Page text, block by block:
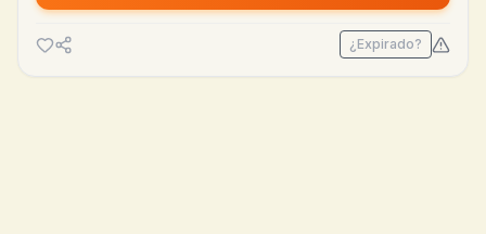
¿Expirado?